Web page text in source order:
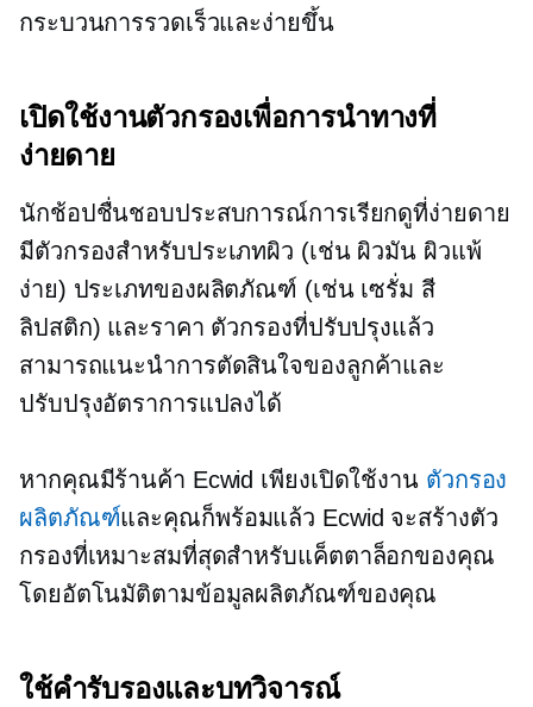
กระบวนการรวดเร็วและง่ายขึ้น
เปิดใช้งานตัวกรองเพื่อการนำทางที่
ง่ายดาย
นักช้อปชื่นชอบประสบการณ์การเรียกดูที่ง่ายดาย
มีตัวกรองสำหรับประเภทผิว (เช่น ผิวมัน ผิวแพ้
ง่าย) ประเภทของผลิตภัณฑ์ (เช่น เซรั่ม สี
ลิปสติก) และราคา ตัวกรองที่ปรับปรุงแล้ว
สามารถแนะนำการตัดสินใจของลูกค้าและ
ปรับปรุงอัตราการแปลงได้
หากคุณมีร้านค้า Ecwid เพียงเปิดใช้งาน ตัวกรอง
ผลิตภัณฑ์และคุณก็พร้อมแล้ว Ecwid จะสร้างตัว
กรองที่เหมาะสมที่สุดสำหรับแค็ตตาล็อกของคุณ
โดยอัตโนมัติตามข้อมูลผลิตภัณฑ์ของคุณ
ใช้คำรับรองและบทวิจารณ์